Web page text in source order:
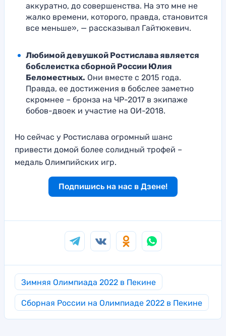
аккуратно, до совершенства. На это мне не
жалко времени, которого, правда, становится
все меньше», — рассказывал Гайтюкевич.
Любимой девушкой Ростислава является
бобслеистка сборной России Юлия
Беломестных. Они вместе с 2015 года.
Правда, ее достижения в бобслее заметно
скромнее – бронза на ЧР-2017 в экипаже
бобов-двоек и участие на ОИ-2018.
Но сейчас у Ростислава огромный шанс
привести домой более солидный трофей –
медаль Олимпийских игр.
Подпишись на нас в Дзене!
Зимняя Олимпиада 2022 в Пекине
Сборная России на Олимпиаде 2022 в Пекине